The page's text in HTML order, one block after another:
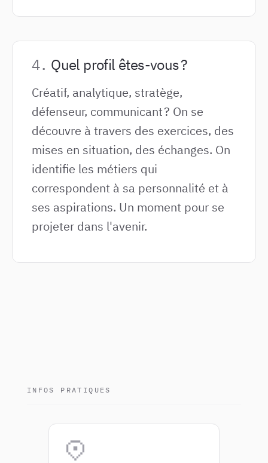
Quel profil êtes-vous ?
Créatif, analytique, stratège,
défenseur, communicant ? On se
découvre à travers des exercices, des
mises en situation, des échanges. On
identifie les métiers qui
correspondent à sa personnalité et à
ses aspirations. Un moment pour se
projeter dans l'avenir.
INFOS PRATIQUES